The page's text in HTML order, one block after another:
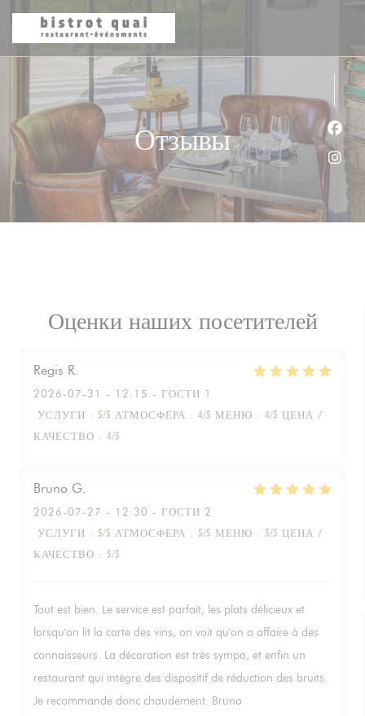
Панель управления cookies
Отзывы
Оценки наших посетителей
Regis R
2026-07-31
- 12:15 - ГОСТИ 1
УСЛУГИ : 5/5 АТМОСФЕРА : 4/5 МЕНЮ : 4/5 ЦЕНА /
КАЧЕСТВО : 4/5
Bruno G
2026-07-27 - 12:30 - ГОСТИ 2
УСЛУГИ : 5/5 АТМОСФЕРА : 5/5 МЕНЮ : 5/5 ЦЕНА /
КАЧЕСТВО : 5/5
Tout est bien. Le service est parfait, les plats délicieux et
lorsqu'on lit la carte des vins, on voit qu'on a affaire à des
connaisseurs. La décoration est très sympa, et enfin un
restaurant qui intègre des dispositif de réduction des bruits.
Je recommande donc chaudement. Bruno